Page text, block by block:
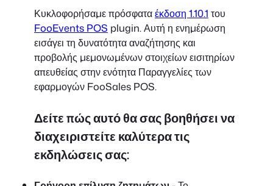
Κυκλοφορήσαμε πρόσφαταέκδοση 1.10.1 του
FooEvents POS plugin. Αυτή η ενημέρωση
εισάγει τη δυνατότητα αναζήτησης και
προβολής μεμονωμένων στοιχείων εισιτηρίων
απευθείας στην ενότητα Παραγγελίες των
εφαρμογών FooSales POS.
Δείτε πώς αυτό θα σας βοηθήσει να
διαχειριστείτε καλύτερα τις
εκδηλώσεις σας: